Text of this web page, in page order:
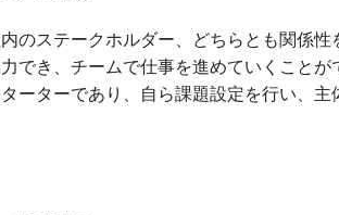
のステークホルダー、どちらとも関係性
でき、チームで仕事を進めていくことが
ーターであり、自ら課題設定を行い、